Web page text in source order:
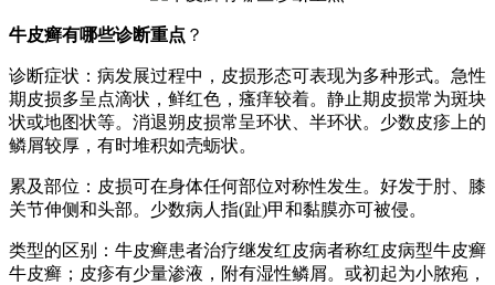
牛皮癣有哪些诊断重点 ？
诊断症状：病发展过程中，皮损形态可表现为多种形式。急性
期皮损多呈点滴状，鲜红色，瘙痒较着。静止期皮损常为斑块
状或地图状等。消退朔皮损常呈环状、半环状。少数皮疹上的
鳞屑较厚，有时堆积如壳蛎状。
累及部位：皮损可在身体任何部位对称性发生。好发于肘、膝
关节伸侧和头部。少数病人指(趾)甲和黏膜亦可被侵。
类型的区别：牛皮癣患者治疗继发红皮病者称红皮病型牛皮癣
牛皮癣；皮疹有少量渗液，附有湿性鳞屑。或初起为小脓疱，